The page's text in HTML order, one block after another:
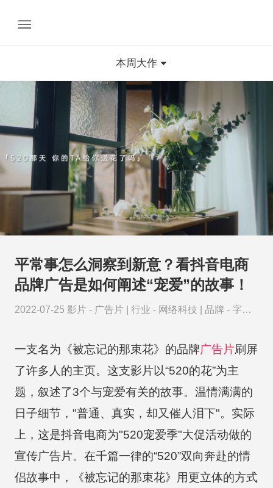
本周大作
平常事怎么洞察到新意？看抖音电商
品牌广告是如何阐述“宠爱”的故事！
2022-07-25 影片 - 广告片 行业 - 网络科技 品牌 - 字节
一支名为《被忘记的那束花》的品牌广告片刷屏
了许多人的主页。这支影片以“520的花”为主
题，叙述了3个与宠爱有关的故事。温情满满的
日子细节，"普通、真实，却又催人泪下"。实际
上，这是抖音电商为"520宠爱季"大促活动做的
宣传广告片。在千篇一律的“520”双向奔赴的情
侣故事中，《被忘记的那束花》用更立体的方式